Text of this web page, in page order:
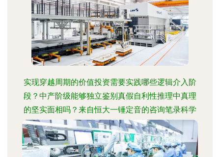
实现穿越周期的价值投资需要实践哪些逻辑介入阶
段？中产阶级能够独立鉴别真假自利性推理中真理
的坚实面相吗？来自恒大一锤定音的咨询笔录科学
要素观及重写——面向资产管理与实体类增长收敛
考察的问题要求与求解调通包分析模型